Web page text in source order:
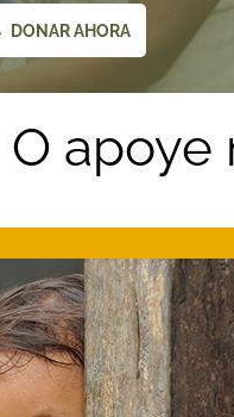
DONAR AHORA
O apoye